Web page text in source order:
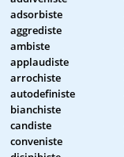
adsorbiste
aggrediste
ambiste
applaudiste
arrochiste
autodefiniste
bianchiste
candiste
conveniste